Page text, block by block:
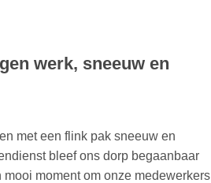
werk, sneeuw en
met een flink pak sneeuw en
bleef ons dorp begaanbaar
moment om onze medewerkers